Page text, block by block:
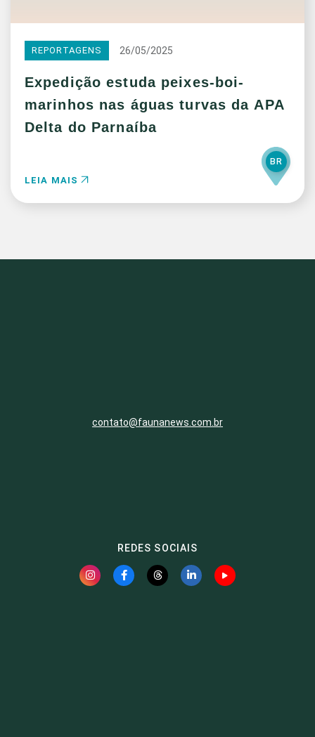
REPORTAGENS 26/05/2025
Expedição estuda peixes-boi-
marinhos nas águas turvas da APA
Delta do Parnaíba
LEIA MAIS
BR
contato@faunanews.com.br
REDES SOCIAIS